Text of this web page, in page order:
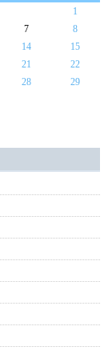
1
7
8
14
15
21
22
28
29